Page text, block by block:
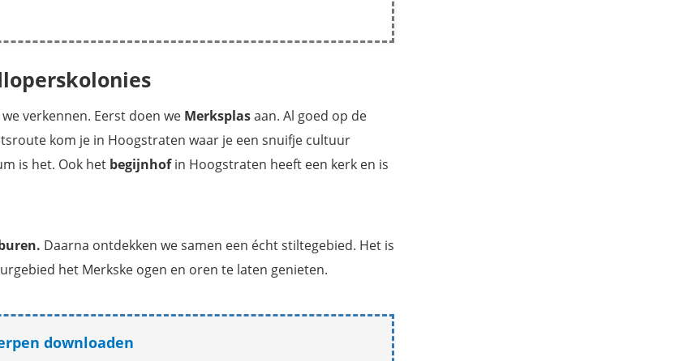
verkennen. Eerst doen we Merksplasaan. Al goed op de
kom je in Hoogstraten waar je een snuifje cultuur
is het. Ook het begijnhofin Hoogstraten heeft een kerk en is
Daarna ontdekken we samen een écht stiltegebied. Het is
het Merkske ogen en oren te laten genieten.
downloaden